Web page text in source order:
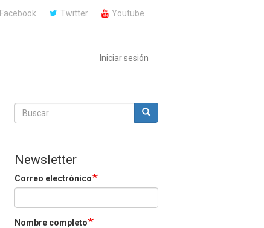
Facebook Twitter Youtube
Iniciar sesión
Buscar
Buscar Buscar
Newsletter
Correo electrónico
Nombre completo